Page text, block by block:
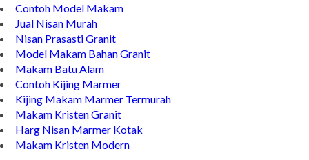
Contoh Model Makam
Jual Nisan Murah
Nisan Prasasti Granit
Model Makam Bahan Granit
Makam Batu Alam
Contoh Kijing Marmer
Kijing Makam Marmer Termurah
Makam Kristen Granit
Harg Nisan Marmer Kotak
Makam Kristen Modern